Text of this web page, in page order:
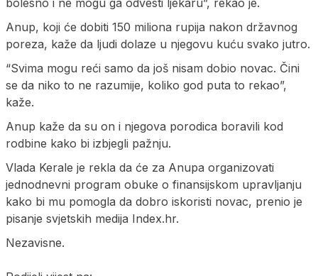
Anup, koji će dobiti 150 miliona rupija nakon državnog
poreza, kaže da ljudi dolaze u njegovu kuću svako jutro.
“Svima mogu reći samo da još nisam dobio novac. Čini
se da niko to ne razumije, koliko god puta to rekao”,
kaže.
Anup kaže da su on i njegova porodica boravili kod
rodbine kako bi izbjegli pažnju.
Vlada Kerale je rekla da će za Anupa organizovati
jednodnevni program obuke o finansijskom upravljanju
kako bi mu pomogla da dobro iskoristi novac, prenio je
pisanje svjetskih medija Index.hr.
Nezavisne.